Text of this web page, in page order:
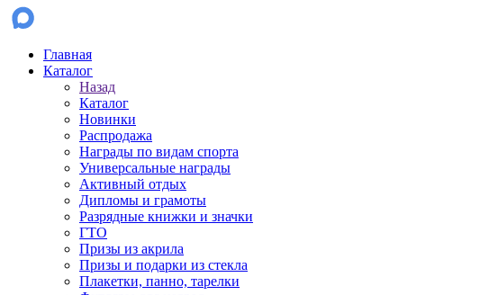
Главная
Каталог
Назад
Каталог
Новинки
Распродажа
Награды по видам спорта
Универсальные награды
Активный отдых
Дипломы и грамоты
Разрядные книжки и значки
ГТО
Призы из акрила
Призы и подарки из стекла
Плакетки, панно, тарелки